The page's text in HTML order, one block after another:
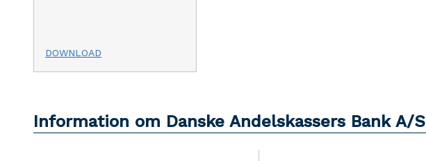
DOWNLOAD
Information om Danske Andelskassers Bank A/S